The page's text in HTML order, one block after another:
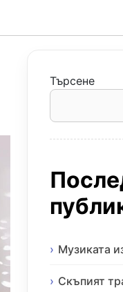
Търсене
Музиката
Скъпият